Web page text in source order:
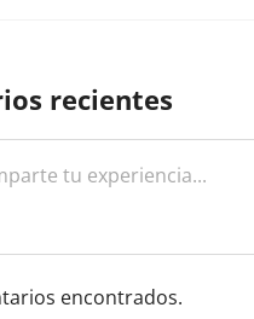
recientes
encontrados.